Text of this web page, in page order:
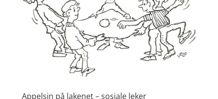
Appelsin på lakenet – sosiale leker